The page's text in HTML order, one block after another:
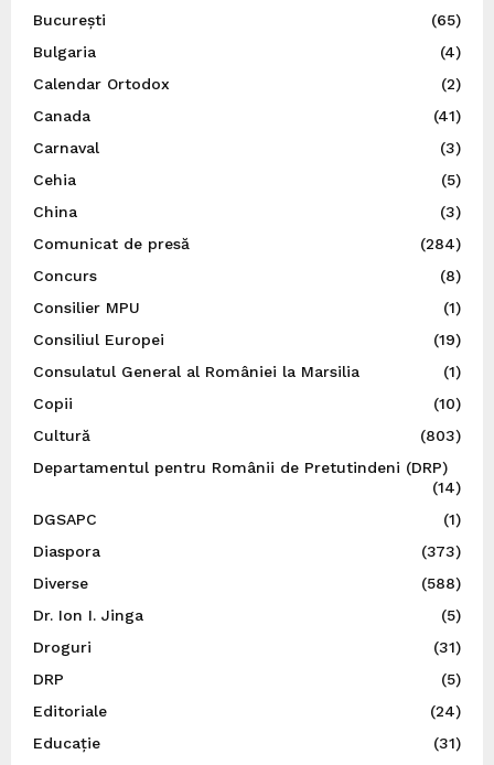
București
(65)
Bulgaria
(4)
Calendar Ortodox
(2)
Canada
(41)
Carnaval
(3)
Cehia
(5)
China
(3)
Comunicat de presă
(284)
Concurs
(8)
Consilier MPU
(1)
Consiliul Europei
(19)
Consulatul General al României la Marsilia
(1)
Copii
(10)
Cultură
(803)
Departamentul pentru Românii de Pretutindeni (DRP)
(14)
DGSAPC
(1)
Diaspora
(373)
Diverse
(588)
Dr. Ion I. Jinga
(5)
Droguri
(31)
DRP
(5)
Editoriale
(24)
Educație
(31)